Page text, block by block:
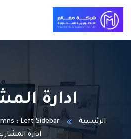
ادارة
الرئيسية
: Left Sidebar
ادارة